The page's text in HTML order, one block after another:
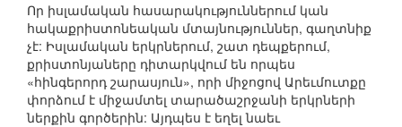
Որ իսլամական հասարակություններում կան
հակաքրիստոնեական մտայնություններ, գաղտնիք
չէ: Իսլամական երկրներում, շատ դեպքերում,
քրիստոնյաները դիտարկվում են որպես
«հինգերորդ շարասյուն», որի միջոցով Արեւմուտքը
փորձում է միջամտել տարածաշրջանի երկրների
ներքին գործերին: Այդպես է եղել նաեւ